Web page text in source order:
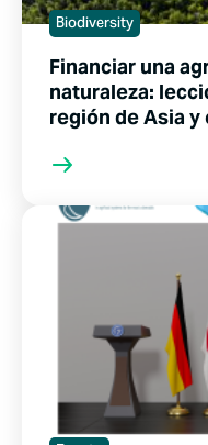
Biodiversity
Financiar una
naturaleza:
región de Asia y